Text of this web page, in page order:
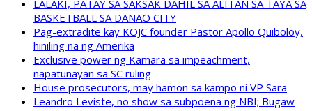
LALAKI, PATAY SA SAKSAK DAHIL SA ALITAN SA TAYA SA
BASKETBALL SA DANAO CITY
Pag-extradite kay KOJC founder Pastor Apollo Quiboloy,
hiniling na ng Amerika
Exclusive power ng Kamara sa impeachment,
napatunayan sa SC ruling
House prosecutors, may hamon sa kampo ni VP Sara
Leandro Leviste, no show sa subpoena ng NBI; Bugaw